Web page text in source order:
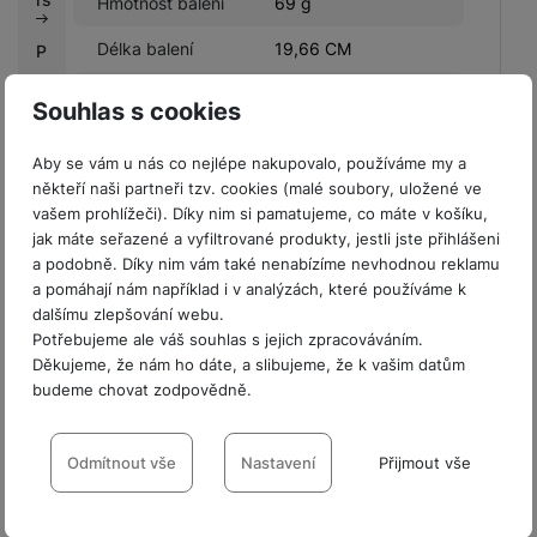
Souhlas s cookies
Aby se vám u nás co nejlépe nakupovalo, používáme my a
někteří naši partneři tzv. cookies (malé soubory, uložené ve
vašem prohlížeči). Díky nim si pamatujeme, co máte v košíku,
jak máte seřazené a vyfiltrované produkty, jestli jste přihlášeni
a podobně. Díky nim vám také nenabízíme nevhodnou reklamu
a pomáhají nám například i v analýzách, které používáme k
dalšímu zlepšování webu.
Potřebujeme ale váš souhlas s jejich zpracováváním.
Děkujeme, že nám ho dáte, a slibujeme, že k vašim datům
budeme chovat zodpovědně.
Nastavení souhlasů s kategoriemi
cookies
Odmítnout vše Nastavení Přijmout vše
P
r
o
r
m
y
V
ý
k
u
p
n
Délka balení 19,66 CM
LEGISLATIVNÍ POŽADAVKY
Název výrobce
Hodnocení
Pro vkládání recenzí je nutné se přihlásit.